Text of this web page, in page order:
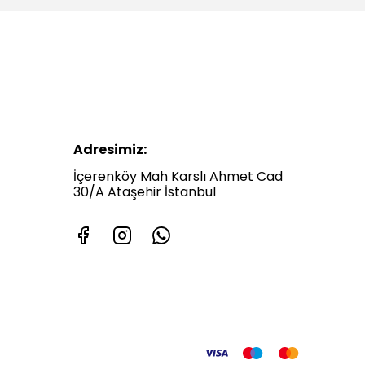
Adresimiz:
İçerenköy Mah Karslı Ahmet Cad
30/A Ataşehir İstanbul